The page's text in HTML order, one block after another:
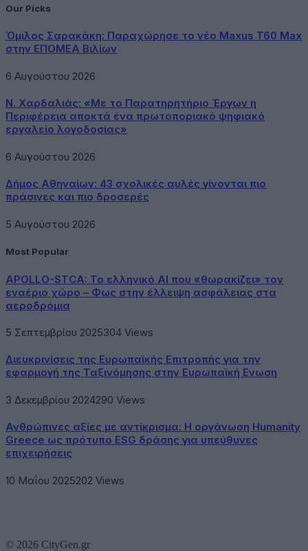
Our Picks
Όμιλος Σαρακάκη: Παραχώρησε το νέο Maxus T60 Max
στην ΕΠΟΜΕΑ Βιλίων
6 Αυγούστου 2026
Ν. Χαρδαλιάς: «Με το Παρατηρητήριο Έργων η
Περιφέρεια αποκτά ένα πρωτοποριακό ψηφιακό
εργαλείο λογοδοσίας»
6 Αυγούστου 2026
Δήμος Αθηναίων: 43 σχολικές αυλές γίνονται πιο
πράσινες και πιο δροσερές
5 Αυγούστου 2026
Most Popular
APOLLO-STCA: Το ελληνικό AI που «θωρακίζει» τον
εναέριο χώρο – Φως στην έλλειψη ασφάλειας στα
αεροδρόμια
5 Σεπτεμβρίου 2025304 Views
Διευκρινίσεις της Ευρωπαϊκής Επιτροπής για την
εφαρμογή της Ταξινόμησης στην Ευρωπαϊκή Ενωση
3 Δεκεμβρίου 2024290 Views
Ανθρώπινες αξίες με αντίκρισμα: Η οργάνωση Humanity
Greece ως πρότυπο ESG δράσης για υπεύθυνες
επιχειρήσεις
10 Μαΐου 2025202 Views
© 2026 CityGen.gr